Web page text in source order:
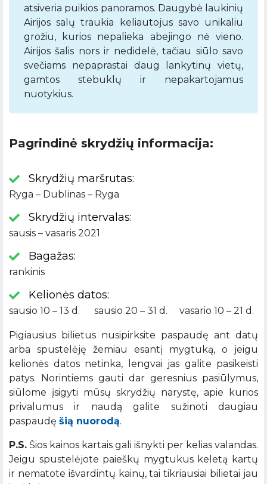
atsiveria puikios panoramos. Daugybė laukinių
Airijos salų traukia keliautojus savo unikaliu
grožiu, kurios nepalieka abejingo nė vieno.
Airijos šalis nors ir nedidelė, tačiau siūlo savo
svečiams nepaprastai daug lankytinų vietų,
gamtos stebuklų ir nepakartojamus
nuotykius.
Pagrindinė skrydžių informacija:
Skrydžių maršrutas:
Ryga – Dublinas – Ryga
Skrydžių intervalas:
sausis – vasaris 2021
Bagažas:
rankinis
Kelionės datos:
sausio 10 – 13 d. sausio 20 – 31 d. vasario 10 – 21 d.
Pigiausius bilietus nusipirksite paspaudę ant datų
arba spustelėję žemiau esantį mygtuką, o jeigu
kelionės datos netinka, lengvai jas galite pasikeisti
patys. Norintiems gauti dar geresnius pasiūlymus,
siūlome įsigyti mūsų skrydžių narystę, apie kurios
privalumus ir naudą galite sužinoti daugiau
paspaudę šią nuorodą.
P.S. Šios kainos kartais gali išnykti per kelias valandas.
Jeigu spustelėjote paieškų mygtukus keletą kartų
ir nematote išvardintų kainų, tai tikriausiai bilietai jau